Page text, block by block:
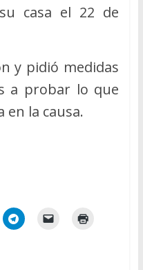
casa el 22 de
y pidió medidas
a probar lo que
en la causa.